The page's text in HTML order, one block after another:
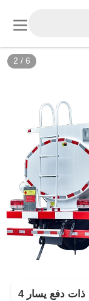
3 / 6
شاحنة صهريج وقود صغيرة متنقلة ذات دفع يسار 4X2